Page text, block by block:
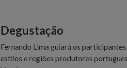
Degustação
Fernando Lima guiará os
estilos e regiões produtores